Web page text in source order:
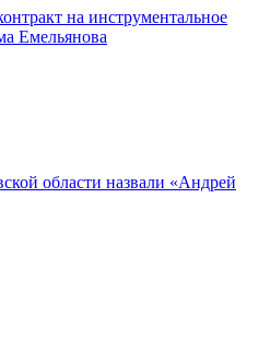
на инструментальное
Емельянова
области назвали «Андрей